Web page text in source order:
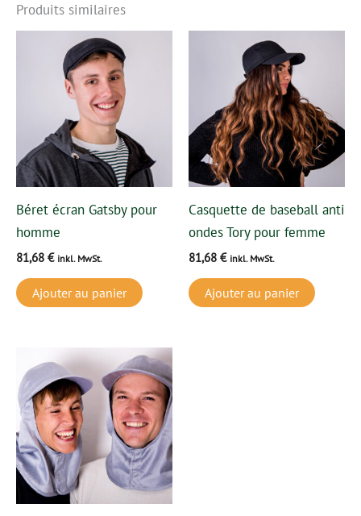
Produits similaires
Béret écran Gatsby pour
homme
81,68 € inkl. MwSt.
Ajouter au panier
Casquette de baseball anti
ondes Tory pour femme
81,68 € inkl. MwSt.
Ajouter au panier
Ce
produit
a
plusieurs
variations.
Les
options